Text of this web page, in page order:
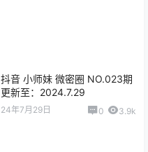
抖音 小师妹 微密圈 NO.023期
更新至：2024.7.29
24年7月29日 0 3.9k